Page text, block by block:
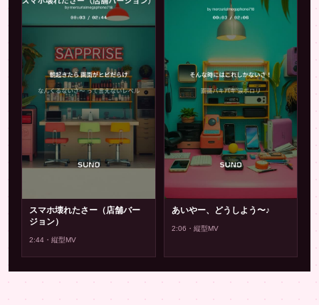
▶ ▶
スマホ壊れたさー（店舗バー
ジョン）
2:44・縦型MV
あいやー、どうしよう〜♪
2:06・縦型MV